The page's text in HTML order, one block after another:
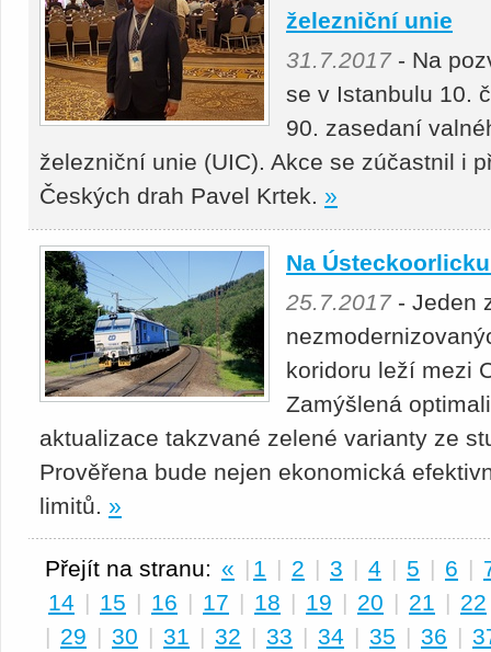
železniční unie
31.7.2017- Na
se v Istanbulu 10.
90. zasedaní
železniční unie (UIC). Akce se zúčastnil i
Českých drah Pavel Krtek. »
Na
25.7.2017- Jeden
koridoru leží mezi
Zamýšlená
aktualizace takzvané zelené varianty ze
Prověřena bude nejen ekonomická
limitů. »
Přejít na stranu: « | 1 | 2 | 3 | 4 | 5 | 6 |
14 | 15 | 16 | 17 | 18 | 19 | 20 | 21 | 22
| 29 | 30 | 31 | 32 | 33 | 34 | 35 | 36 |